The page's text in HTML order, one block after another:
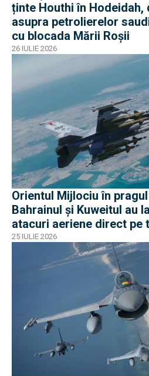
ținte Houthi în Hodeidah,
asupra petrolierelor
cu blocada Mării Roșii
26 IULIE 2026
Orientul Mijlociu în
Bahrainul și Kuweitul au
atacuri aeriene direct pe
25 IULIE 2026